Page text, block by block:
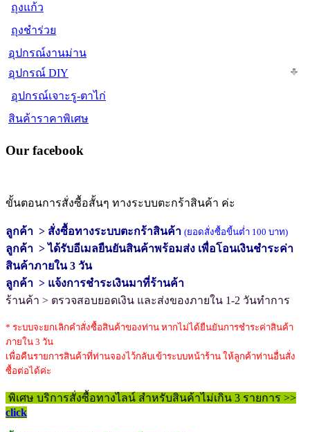
ถุงแก้ว
ถุงชำร่วย
อุปกรณ์งานม่าน
อุปกรณ์ DIY
อุปกรณ์เจาะรู-ตาไก่
สินค้าราคาพิเศษ
Our facebook
ขั้นตอนการสั่งซื้อสั้นๆ ทางระบบตะกร้าสินค้า ค่ะ
ลูกค้า > สั่งซื้อทางระบบตะกร้าสินค้า (ยอดสั่งซื้อขี้นต่ำ 100 บาท)
ลูกค้า > ได้รับอีเมลยืนยันสินค้าพร้อมส่ง เพื่อโอนเงินชำระค่า
สินค้าภายใน 3 วัน
ลูกค้า > แจ้งการชำระเงินมาที่ร้านค้า
ร้านค้า > ตรวจสอบยอดเงิน และส่งของภายใน 1-2 วันทำการ
* ระบบจะยกเลิกคำสั่งซื้อสินค้าของท่าน หากไม่ได้ยืนยันการชำระค่าสินค้า
ภายใน 3 วัน
เพื่อคืนรายการสินค้าที่ท่านจองไว้กลับเข้าระบบหน้าร้าน ให้ลูกค้าท่านอื่นสั่ง
ซื้อต่อได้ค่ะ
พิเศษ บริการสั่งซื้อทางไลน์ สำหรับสินค้าไม่เกิน 3 รายการ >>
click